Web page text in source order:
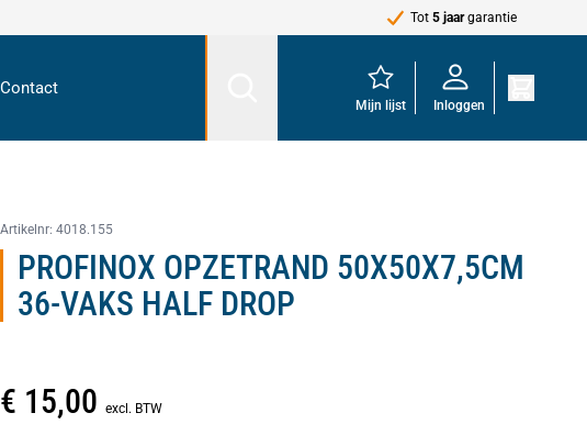
Tot 5 jaargarantie
Contact
Mijn lijst Inloggen
Artikelnr: 4018.155
PROFINOX OPZETRAND 50X50X7,5CM
36-VAKS HALF DROP
€ 15,00 excl. BTW